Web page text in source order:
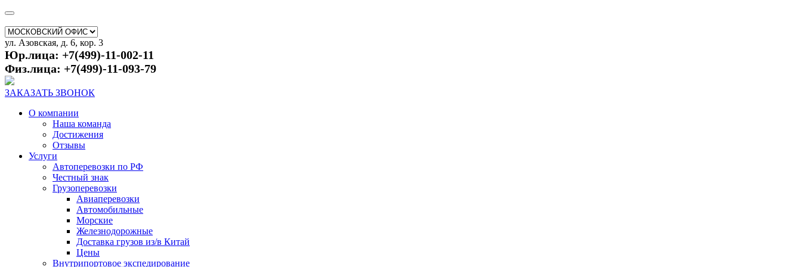
ул. Азовская, д. 6, кор. 3
Юр.лица: +7(499)-11-002-11
Физ.лица: +7(499)-11-093-79
ЗАКАЗАТЬ ЗВОНОК
О компании
Наша команда
Достижения
Отзывы
Услуги
Автоперевозки по РФ
Честный знак
Грузоперевозки
Авиаперевозки
Автомобильные
Морские
Железнодорожные
Доставка грузов из/в Китай
Цены
Внутрипортовое экспедирование